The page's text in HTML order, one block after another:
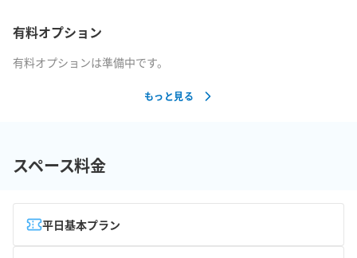
有料オプション
有料オプションは準備中です。
もっと見る
スペース料金
平日基本プラン